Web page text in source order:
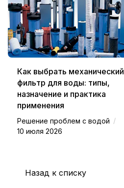
Как выбрать механический
фильтр для воды: типы,
назначение и практика
применения
Решение проблем с водой /
10 июля 2026
Назад к списку